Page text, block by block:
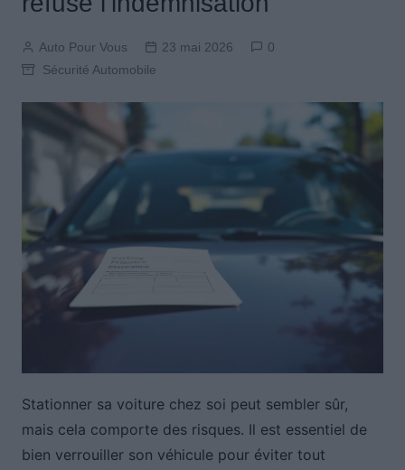
Auto Pour Vous 23 mai 2026
0
Sécurité Automobile
Stationner sa voiture chez soi peut sembler sûr,
mais cela comporte des risques. Il est essentiel de
bien verrouiller son véhicule pour éviter tout